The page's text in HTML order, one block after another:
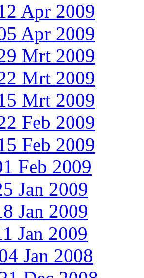
Apr 2009
Apr 2009
Mrt 2009
Mrt 2009
Mrt 2009
Feb 2009
Feb 2009
Feb 2009
Jan 2009
Jan 2009
Jan 2009
Jan 2008